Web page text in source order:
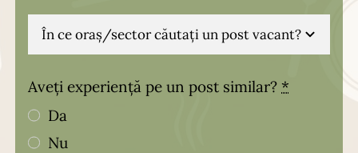
Aveți experiență pe un post similar?*
Da
Nu